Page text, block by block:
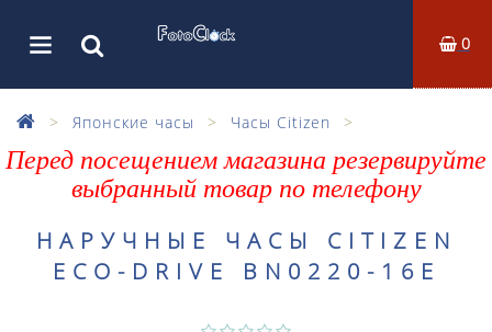
0
Японские часы Часы Citizen
Перед посещением магазина резервируйте
выбранный товар по телефону
НАРУЧНЫЕ ЧАСЫ CITIZEN
ECO-DRIVE BN0220-16E